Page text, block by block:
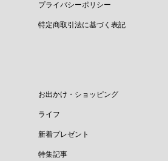
プライバシーポリシー
特定商取引法に基づく表記
お出かけ・ショッピング
ライフ
新着プレゼント
特集記事